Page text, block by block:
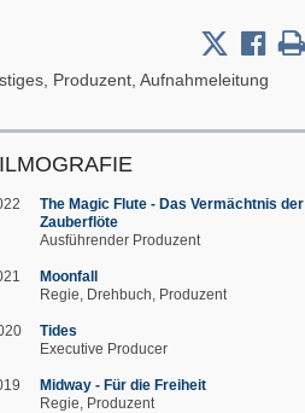
Produzent, Aufnahmeleitung
The Magic Flute - Das Vermächtnis der
Zauberflöte
Ausführender Produzent
Moonfall
Regie Drehbuch Produzent
Tides
Executive Producer
Midway - Für die Freiheit
Regie Produzent